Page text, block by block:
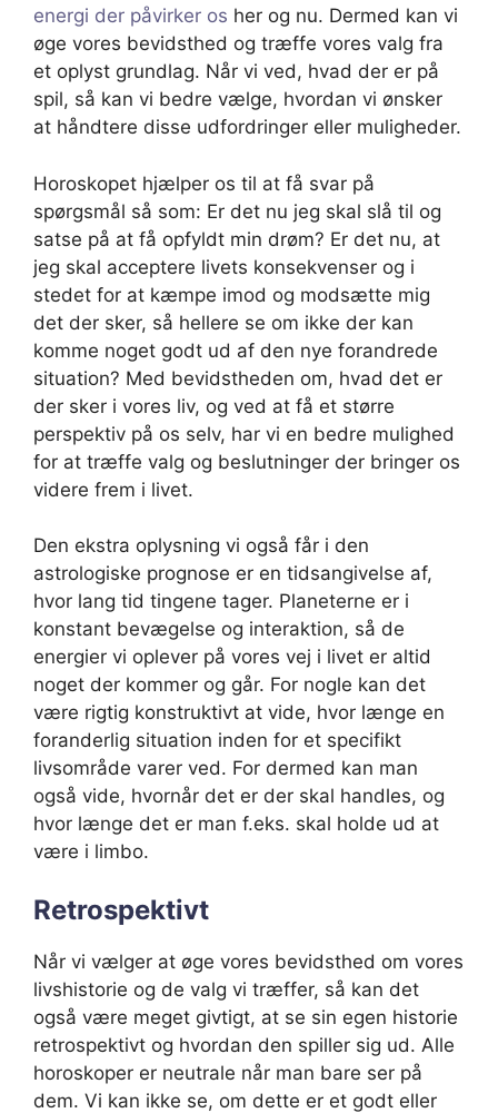
energi der påvirker os her og nu. Dermed kan vi
øge vores bevidsthed og træffe vores valg fra
et oplyst grundlag. Når vi ved, hvad der er på
spil, så kan vi bedre vælge, hvordan vi ønsker
at håndtere disse udfordringer eller muligheder.
Horoskopet hjælper os til at få svar på
spørgsmål så som: Er det nu jeg skal slå til og
satse på at få opfyldt min drøm? Er det nu, at
jeg skal acceptere livets konsekvenser og i
stedet for at kæmpe imod og modsætte mig
det der sker, så hellere se om ikke der kan
komme noget godt ud af den nye forandrede
situation? Med bevidstheden om, hvad det er
der sker i vores liv, og ved at få et større
perspektiv på os selv, har vi en bedre mulighed
for at træffe valg og beslutninger der bringer os
videre frem i livet.
Den ekstra oplysning vi også får i den
astrologiske prognose er en tidsangivelse af,
hvor lang tid tingene tager. Planeterne er i
konstant bevægelse og interaktion, så de
energier vi oplever på vores vej i livet er altid
noget der kommer og går. For nogle kan det
være rigtig konstruktivt at vide, hvor længe en
foranderlig situation inden for et specifikt
livsområde varer ved. For dermed kan man
også vide, hvornår det er der skal handles, og
hvor længe det er man f.eks. skal holde ud at
være i limbo.
Retrospektivt
Når vi vælger at øge vores bevidsthed om vores
livshistorie og de valg vi træffer, så kan det
også være meget givtigt, at se sin egen historie
retrospektivt og hvordan den spiller sig ud. Alle
horoskoper er neutrale når man bare ser på
dem. Vi kan ikke se, om dette er et godt eller